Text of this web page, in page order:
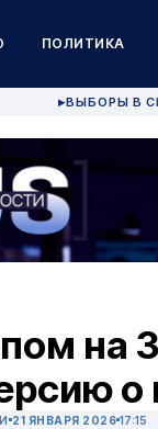
ПОЛИТИКА
▶ВЫБОРЫ В
на
о
21 ЯНВАРЯ 2026 17:15